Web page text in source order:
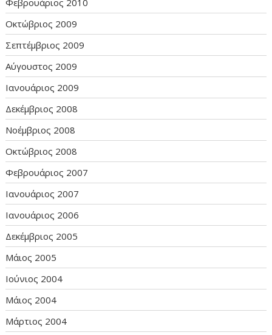
Οκτώβριος 2009
Σεπτέμβριος 2009
Αύγουστος 2009
Ιανουάριος 2009
Δεκέμβριος 2008
Νοέμβριος 2008
Οκτώβριος 2008
Φεβρουάριος 2007
Ιανουάριος 2007
Ιανουάριος 2006
Δεκέμβριος 2005
Μάιος 2005
Ιούνιος 2004
Μάιος 2004
Μάρτιος 2004